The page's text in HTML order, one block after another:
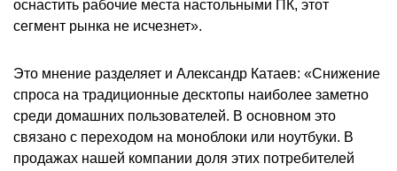
оснастить рабочие места настольными ПК, этот
сегмент рынка не исчезнет».
Это мнение разделяет и Александр Катаев: «Снижение
спроса на традиционные десктопы наиболее заметно
среди домашних пользователей. В основном это
связано с переходом на моноблоки или ноутбуки. В
продажах нашей компании доля этих потребителей